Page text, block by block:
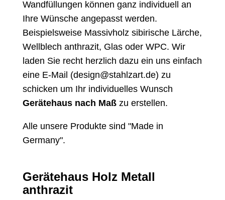
Wandfüllungen können ganz individuell an
Ihre Wünsche angepasst werden.
Beispielsweise Massivholz sibirische Lärche,
Wellblech anthrazit, Glas oder WPC. Wir
laden Sie recht herzlich dazu ein uns einfach
eine E-Mail (design@stahlzart.de) zu
schicken um Ihr individuelles Wunsch
Gerätehaus nach Maßzu erstellen.
Alle unsere Produkte sind "Made in
Germany".
Gerätehaus Holz Metall
anthrazit